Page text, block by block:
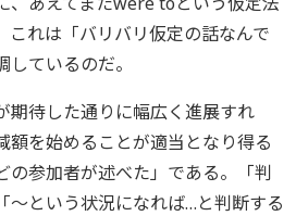
これは「バリバリ仮定の話なんで
ているのだ。
期待した通りに幅広く進展すれ
額を始めることが適当となり得る
の参加者が述べた」である。「判
～という状況になれば…と判断する